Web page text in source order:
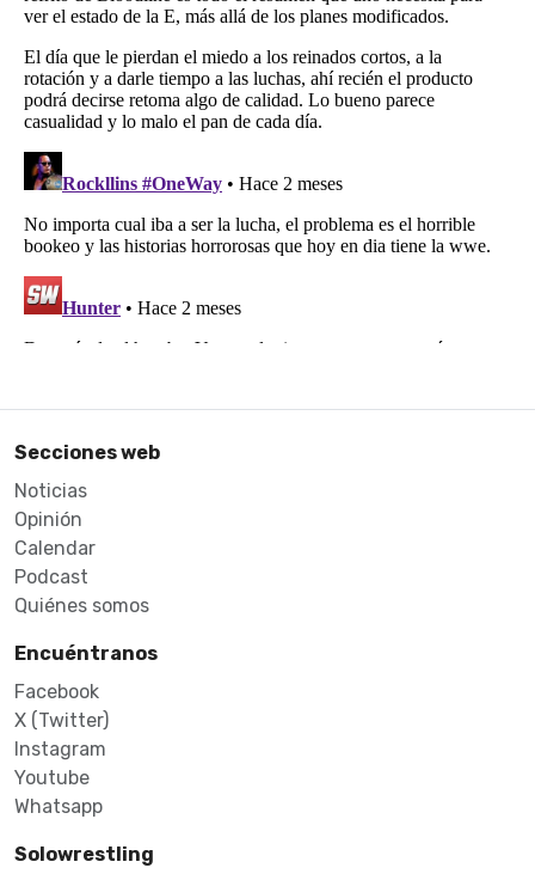
Secciones web
Noticias
Opinión
Calendar
Podcast
Quiénes somos
Encuéntranos
Facebook
X (Twitter)
Instagram
Youtube
Whatsapp
Solowrestling